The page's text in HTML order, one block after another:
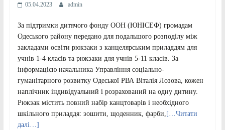
05.04.2023 admin
За підтримки дитячого фонду ООН (ЮНІСЕФ) громадам
Одеського району передано для подальшого розподілу між
закладами освіти рюкзаки з канцелярським приладдям для
учнів 1-4 класів та рюкзаки для учнів 5-11 класів. За
інформацією начальника Управління соціально-
гуманітарного розвитку Одеської РВА Віталія Лозова, кожен
наплічник індивідуальний і розрахований на одну дитину.
Рюкзак містить повний набір канцтоварів і необхідного
шкільного приладдя: зошити, щоденник, фарби, […Читати
далі…]